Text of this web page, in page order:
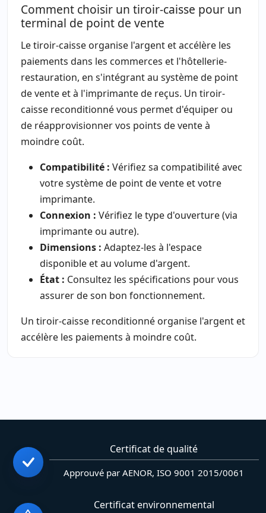
Comment choisir un tiroir-caisse pour un
terminal de point de vente
Le tiroir-caisse organise l'argent et accélère les
paiements dans les commerces et l'hôtellerie-
restauration, en s'intégrant au système de point
de vente et à l'imprimante de reçus. Un tiroir-
caisse reconditionné vous permet d'équiper ou
de réapprovisionner vos points de vente à
moindre coût.
Compatibilité : Vérifiez sa compatibilité avec
votre système de point de vente et votre
imprimante.
Connexion : Vérifiez le type d'ouverture (via
imprimante ou autre).
Dimensions : Adaptez-les à l'espace
disponible et au volume d'argent.
État : Consultez les spécifications pour vous
assurer de son bon fonctionnement.
Un tiroir-caisse reconditionné organise l'argent et
accélère les paiements à moindre coût.
Certificat de qualité
Approuvé par AENOR, ISO 9001 2015/0061
Certificat environnemental